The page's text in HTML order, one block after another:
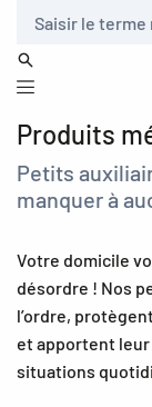
Produits
Petits
manquer à
Votre domicile
désordre ! Nos
l’ordre,
et apportent
situations